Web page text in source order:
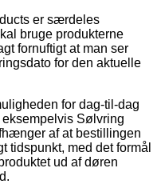
er særdeles
bruge produkterne
fornuftigt at man ser
for den aktuelle
for dag-til-dag
Sølvring
af at bestillingen
tidspunkt, med det formål
ud af døren